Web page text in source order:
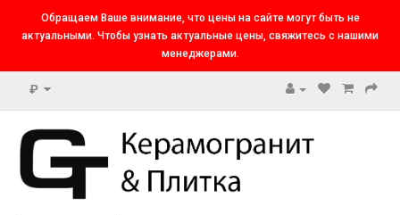
Обращаем Ваше внимание, что цены на сайте могут быть не
актуальными. Чтобы узнать актуальные цены, свяжитесь с нашими
менеджерами.
₽